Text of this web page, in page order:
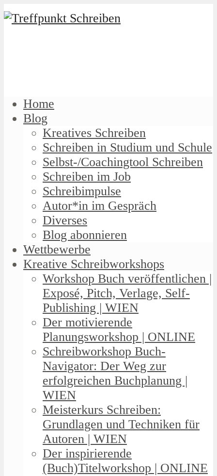
Home
Blog
Kreatives Schreiben
Schreiben in Studium und Schule
Selbst-/Coachingtool Schreiben
Schreiben im Job
Schreibimpulse
Autor*in im Gespräch
Diverses
Blog abonnieren
Wettbewerbe
Kreative Schreibworkshops
Workshop Buch veröffentlichen |
Exposé, Pitch, Verlage, Self-
Publishing | WIEN
Der motivierende
Planungsworkshop | ONLINE
Schreibworkshop Buch-
Navigator: Der Weg zur
erfolgreichen Buchplanung |
WIEN
Meisterkurs Schreiben:
Grundlagen und Techniken für
Autoren | WIEN
Der inspirierende
(Buch)Titelworkshop | ONLINE